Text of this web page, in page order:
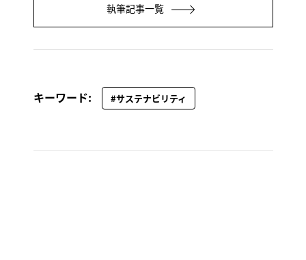
執筆記事一覧
キーワード: #サステナビリティ